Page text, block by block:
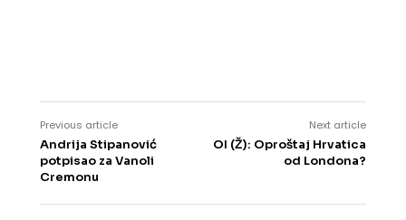
Previous article
Andrija Stipanović
potpisao za Vanoli
Cremonu
Next article
OI (Ž): Oproštaj Hrvatica
od Londona?